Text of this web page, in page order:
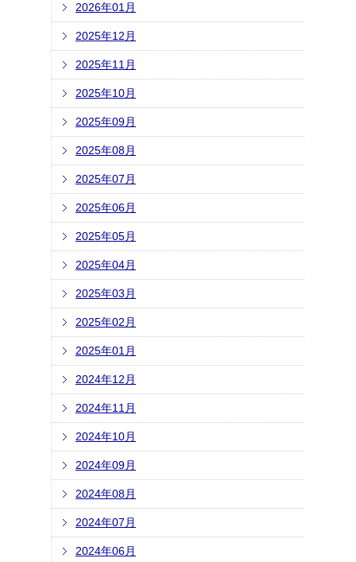
2026年01月
2025年12月
2025年11月
2025年10月
2025年09月
2025年08月
2025年07月
2025年06月
2025年05月
2025年04月
2025年03月
2025年02月
2025年01月
2024年12月
2024年11月
2024年10月
2024年09月
2024年08月
2024年07月
2024年06月